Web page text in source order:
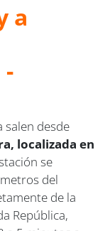
a
salen desde
localizada en
se
del
de la
República,